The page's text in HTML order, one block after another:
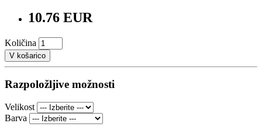
10.76 EUR
Količina
V košarico
Razpoložljive možnosti
Velikost
Barva